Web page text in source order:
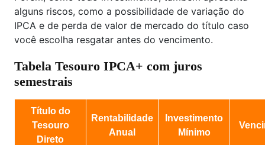
alguns riscos, como a possibilidade de variação do
IPCA e de perda de valor de mercado do título caso
você escolha resgatar antes do vencimento.
Tabela Tesouro IPCA+ com juros
semestrais
Título do
Tesouro
Direto
Rentabilidade
Anual
Investimento
Mínimo